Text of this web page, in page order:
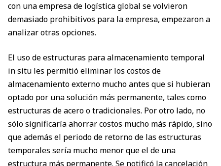
con una empresa de logística global se volvieron
demasiado prohibitivos para la empresa, empezaron a
analizar otras opciones.
El uso de estructuras para almacenamiento temporal
in situ les permitió eliminar los costos de
almacenamiento externo mucho antes que si hubieran
optado por una solución más permanente, tales como
estructuras de acero o tradicionales. Por otro lado, no
sólo significaría ahorrar costos mucho más rápido, sino
que además el periodo de retorno de las estructuras
temporales sería mucho menor que el de una
estructura más permanente. Se notificó la cancelación